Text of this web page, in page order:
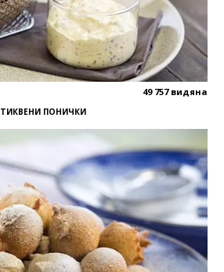
49 757 видяна
ТИКВЕНИ ПОНИЧКИ